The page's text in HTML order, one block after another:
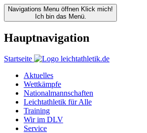
Navigations Menu öffnen Klick mich!
Ich bin das Menü.
Hauptnavigation
Startseite
Aktuelles
Wettkämpfe
Nationalmannschaften
Leichtathletik für Alle
Training
Wir im DLV
Service